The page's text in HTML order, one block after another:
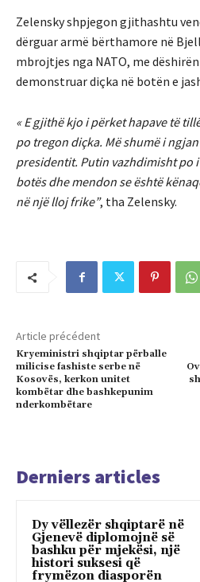
Zelensky shpjegon gjithashtu
dërguar armë bërthamore në
mbrojtjes nga NATO, me
demonstruar diçka në botën e
« E gjithë kjo i përket hapave të
po tregon diçka. Më shumë i
presidentit. Putin vazhdimisht po
botës dhe mendon se është
në një lloj frike”, tha Zelensky.
Article précédent
Kryeministri shqiptar përballe
milicise fashiste serbe në
Kosovës, kerkon unitet
kombëtar dhe bashkepunim
nderkombëtare
Derniers articles
Dy vëllezër shqiptarë në
Gjenevë diplomojnë së
bashku për mjekësi, një
histori suksesi që
frymëzon diasporën